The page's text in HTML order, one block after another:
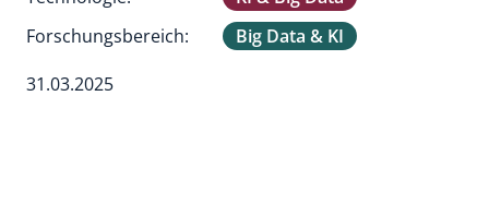
Forschungsbereich:
Big Data & KI
31.03.2025